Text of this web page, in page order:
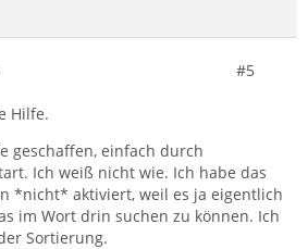
#5
Hilfe.
geschaffen, einfach durch
Ich weiß nicht wie. Ich habe das
*nicht* aktiviert, weil es ja eigentlich
im Wort drin suchen zu können. Ich
Sortierung.